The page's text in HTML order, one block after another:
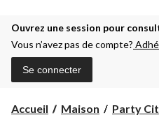
Ouvrez une session pour
Vous n’avez pas de compte?
Se connecter
Accueil Maison Party